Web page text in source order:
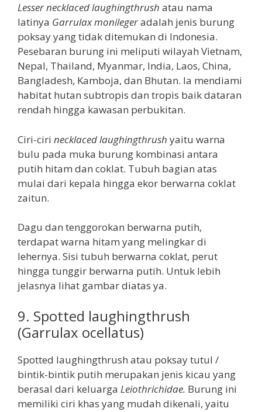
Lesser necklaced laughingthrush atau nama
latinya Garrulax monilegeradalah jenis burung
poksay yang tidak ditemukan di Indonesia.
Pesebaran burung ini meliputi wilayah Vietnam,
Nepal, Thailand, Myanmar, India, Laos, China,
Bangladesh, Kamboja, dan Bhutan. Ia mendiami
habitat hutan subtropis dan tropis baik dataran
rendah hingga kawasan perbukitan.
Ciri-ciri necklaced laughingthrush yaitu warna
bulu pada muka burung kombinasi antara
putih hitam dan coklat. Tubuh bagian atas
mulai dari kepala hingga ekor berwarna coklat
zaitun.
Dagu dan tenggorokan berwarna putih,
terdapat warna hitam yang melingkar di
lehernya. Sisi tubuh berwarna coklat, perut
hingga tunggir berwarna putih. Untuk lebih
jelasnya lihat gambar diatas ya.
9. Spotted laughingthrush
(Garrulax ocellatus)
Spotted laughingthrush atau poksay tutul /
bintik-bintik putih merupakan jenis kicau yang
berasal dari keluarga Leiothrichidae. Burung ini
memiliki ciri khas yang mudah dikenali, yaitu